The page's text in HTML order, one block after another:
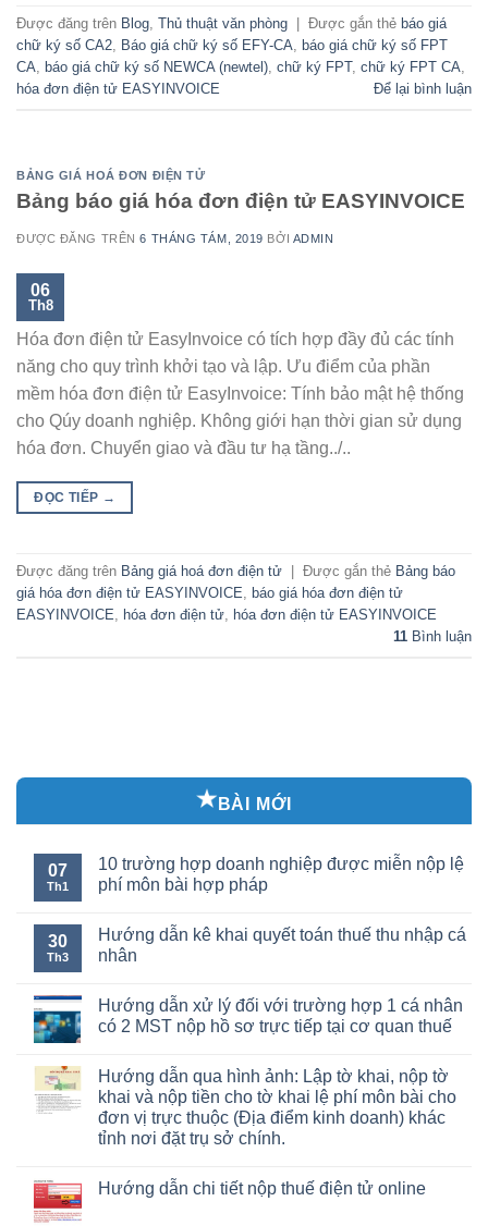
Được đăng trên Blog, Thủ thuật văn phòng Được gắn thẻ báo giá
chữ ký số CA2, Báo giá chữ ký số EFY-CA, báo giá chữ ký số FPT
CA, báo giá chữ ký số NEWCA (newtel), chữ ký FPT, chữ ký FPT CA,
hóa đơn điện tử EASYINVOICE
Để lại bình luận
BẢNG GIÁ HOÁ ĐƠN ĐIỆN TỬ
Bảng báo giá hóa đơn điện tử EASYINVOICE
ĐƯỢC ĐĂNG TRÊN6 THÁNG TÁM, 2019 BỞI ADMIN
06
Th8
Hóa đơn điện tử EasyInvoice có tích hợp đầy đủ các tính
năng cho quy trình khởi tạo và lập. Ưu điểm của phần
mềm hóa đơn điện tử EasyInvoice: Tính bảo mật hệ thống
cho Qúy doanh nghiệp. Không giới hạn thời gian sử dụng
hóa đơn. Chuyển giao và đầu tư hạ tầng../..
ĐỌC TIẾP →
Được đăng trên Bảng giá hoá đơn điện tử Được gắn thẻ Bảng báo
giá hóa đơn điện tử EASYINVOICE, báo giá hóa đơn điện tử
EASYINVOICE, hóa đơn điện tử, hóa đơn điện tử EASYINVOICE
11 Bình luận
BÀI MỚI
07
Th1
10 trường hợp doanh nghiệp được miễn nộp lệ
phí môn bài hợp pháp
30
Th3
Hướng dẫn kê khai quyết toán thuế thu nhập cá
nhân
Hướng dẫn xử lý đối với trường hợp 1 cá nhân
có 2 MST nộp hồ sơ trực tiếp tại cơ quan thuế
Hướng dẫn qua hình ảnh: Lập tờ khai, nộp tờ
khai và nộp tiền cho tờ khai lệ phí môn bài cho
đơn vị trực thuộc (Địa điểm kinh doanh) khác
tỉnh nơi đặt trụ sở chính.
Hướng dẫn chi tiết nộp thuế điện tử online